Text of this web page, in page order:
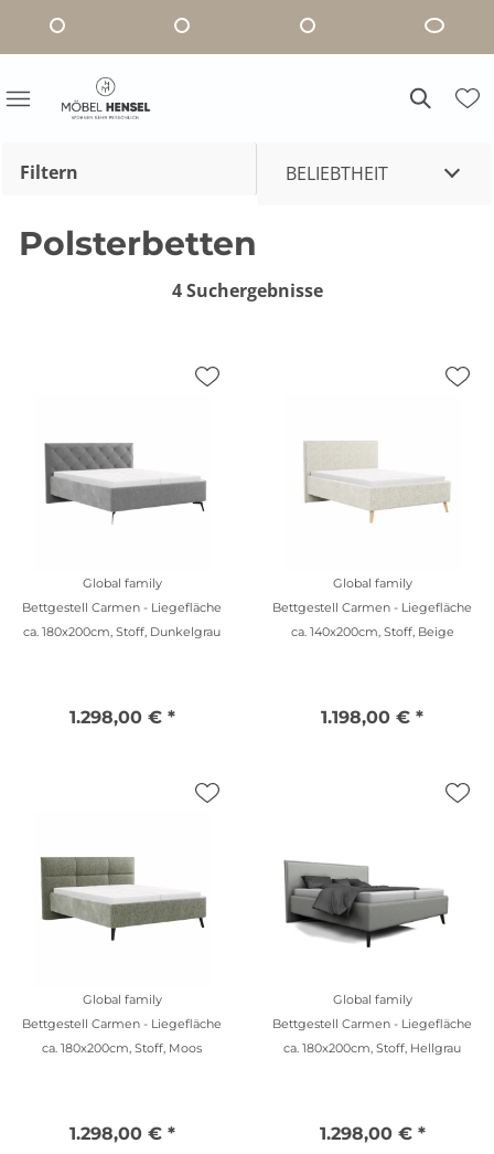
Filtern BELIEBTHEIT
Polsterbetten
4 Suchergebnisse
Global family
Bettgestell Carmen - Liegefläche
ca. 180x200cm, Stoff, Dunkelgrau
1.298,00 € *
Global family
Bettgestell Carmen - Liegefläche
ca. 140x200cm, Stoff, Beige
1.198,00 € *
Global family
Bettgestell Carmen - Liegefläche
ca. 180x200cm, Stoff, Moos
1.298,00 € *
Global family
Bettgestell Carmen - Liegefläche
ca. 180x200cm, Stoff, Hellgrau
1.298,00 € *